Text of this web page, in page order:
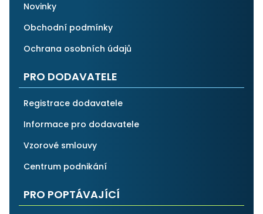
Novinky
Obchodní podmínky
Ochrana osobních údajů
PRO DODAVATELE
Registrace dodavatele
Informace pro dodavatele
Vzorové smlouvy
Centrum podnikání
PRO POPTÁVAJÍCÍ